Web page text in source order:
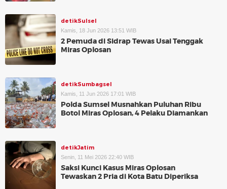
detikSulsel
Kamis, 18 Jun 2026 13:51 WIB
2 Pemuda di Sidrap Tewas Usai Tenggak
Miras Oplosan
detikSumbagsel
Kamis, 11 Jun 2026 17:01 WIB
Polda Sumsel Musnahkan Puluhan Ribu
Botol Miras Oplosan, 4 Pelaku Diamankan
detikJatim
Senin, 11 Mei 2026 22:40 WIB
Saksi Kunci Kasus Miras Oplosan
Tewaskan 2 Pria di Kota Batu Diperiksa